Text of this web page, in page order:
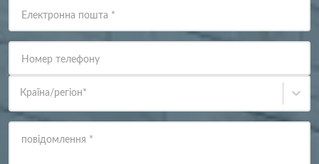
Електронна пошта *
Номер телефону
Країна/регіон*
повідомлення *